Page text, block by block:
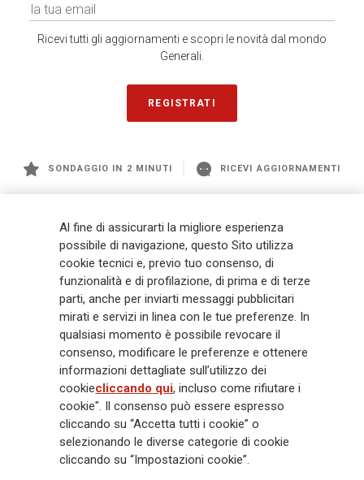
Ricevi tutti gli aggiornamenti e scopri le novità dal mondo
Generali.
REGISTRATI
SONDAGGIO IN 2 MINUTI RICEVI AGGIORNAMENTI
management a livello globale, con premi complessivi pari a € 98,1
miliardi e € 900 miliardi di AUM nel 2025. Fondato nel 1831, con oltre 88
mila dipendenti e 163 mila agenti che servono 75 milioni di clienti, il
Gruppo ha una posizione di leadership in Europa e una presenza
crescente in Asia e America. Al centro della strategia di Generali c'è il suo
impegno Lifetime Partner verso i clienti, realizzato attraverso soluzioni
innovative e personalizzate, un'esperienza cliente di prima classe e le sue
capacità di distribuzione globale digitalizzata. Il Gruppo ha
completamente integrato la sostenibilità in tutte le scelte strategiche, con
l'obiettivo di creare valore per tutti gli stakeholder mentre costruisce una
società più equa e resiliente.
Legal Info Cookie Policy Privacy & GDPR
Al fine di assicurarti la migliore esperienza
possibile di navigazione, questo Sito utilizza
cookie tecnici e, previo tuo consenso, di
funzionalità e di profilazione, di prima e di terze
parti, anche per inviarti messaggi pubblicitari
mirati e servizi in linea con le tue preferenze. In
qualsiasi momento è possibile revocare il
consenso, modificare le preferenze e ottenere
informazioni dettagliate sull’utilizzo dei
cookiecliccando qui, incluso come rifiutare i
cookie". Il consenso può essere espresso
cliccando su “Accetta tutti i cookie” o
selezionando le diverse categorie di cookie
cliccando su “Impostazioni cookie”.